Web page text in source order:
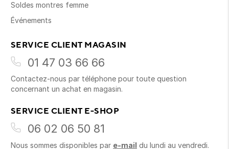
Soldes montres femme
Événements
SERVICE CLIENT MAGASIN
01 47 03 66 66
Contactez-nous par téléphone pour toute question
concernant un achat en magasin.
SERVICE CLIENT E-SHOP
06 02 06 50 81
Nous sommes disponibles par e-mail du lundi au vendredi.